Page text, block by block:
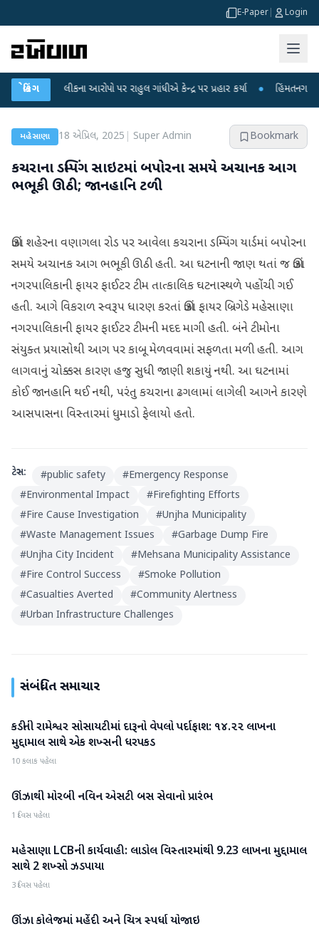
E-Paper Login
બ્રેકિંગલીકના આરોપો પર રાહુલ ગાંધીએ કેન્દ્ર પર પ્રહાર કર્યા ● હિંમતનગરમાં
મહેસાણા 18 એપ્રિલ, 2025 Super Admin Bookmark
કચરાના ડમ્પિંગ સાઇટમાં બપોરના સમયે અચાનક આગ
ભભૂકી ઊઠી; જાનહાનિ ટળી
ઊંઝા શહેરના વણાગલા રોડ પર આવેલા કચરાના ડમ્પિંગ યાર્ડમાં બપોરના
સમયે અચાનક આગ ભભૂકી ઊઠી હતી. આ ઘટનાની જાણ થતાં જ ઊંઝા
નગરપાલિકાની ફાયર ફાઈટર ટીમ તાત્કાલિક ઘટનાસ્થળે પહોંચી ગઈ
હતી. આગે વિકરાળ સ્વરૂપ ધારણ કરતાં ઊંઝા ફાયર બ્રિગેડે મહેસાણા
નગરપાલિકાની ફાયર ફાઈટર ટીમની મદદ માગી હતી. બંને ટીમોના
સંયુક્ત પ્રયાસોથી આગ પર કાબૂ મેળવવામાં સફળતા મળી હતી. આગ
લાગવાનું ચોક્કસ કારણ હજુ સુધી જાણી શકાયું નથી. આ ઘટનામાં
કોઈ જાનહાનિ થઈ નથી, પરંતુ કચરાના ઢગલામાં લાગેલી આગને કારણે
આસપાસના વિસ્તારમાં ધુમાડો ફેલાયો હતો.
ટેગ્સ: #public safety #Emergency Response
#Environmental Impact #Firefighting Efforts
#Fire Cause Investigation #Unjha Municipality
#Waste Management Issues #Garbage Dump Fire
#Unjha City Incident #Mehsana Municipality Assistance
#Fire Control Success #Smoke Pollution
#Casualties Averted #Community Alertness
#Urban Infrastructure Challenges
સંબંધિત સમાચાર
મહેસાણા
કડીની રામેશ્વર સોસાયટીમાં દારૂનો વેપલો પર્દાફાશ: ૧૪.૨૨ લાખના
મુદ્દામાલ સાથે એક શખ્સની ધરપકડ
10 કલાક પહેલા
મહેસાણા
ઊંઝાથી મોરબી નવિન એસટી બસ સેવાનો પ્રારંભ
1 દિવસ પહેલા
મહેસાણા
મહેસાણા LCBની કાર્યવાહી: લાડોલ વિસ્તારમાંથી 9.23 લાખના મુદ્દામાલ
સાથે 2 શખ્સો ઝડપાયા
3 દિવસ પહેલા
મહેસાણા
ઊંઝા કોલેજમાં મહેંદી અને ચિત્ર સ્પર્ધા યોજાઇ